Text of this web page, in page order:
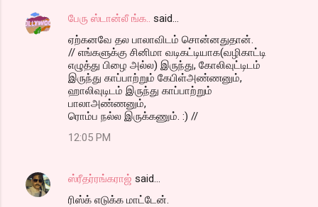
பேரு ஸ்டான்லீ ங்க.. said…
ஏற்கனவே தல பாலாவிடம் சொன்னதுதான்.
// எங்களுக்கு சினிமா வடிகட்டியாக(வழிகாட்டி
எழுத்து பிழை அல்ல) இருந்து, கோலிவுட்டிடம்
இருந்து காப்பாற்றும் கேபிள்அண்ணனும்,
ஹாலிவுடிடம் இருந்து காப்பாற்றும்
பாலாஅண்ணனும்,
ரொம்ப நல்ல இருக்கணும். :) //
12:05 PM
ஸ்ரீதர்ரங்கராஜ் said…
ரிஸ்க் எடுக்க மாட்டேன்.